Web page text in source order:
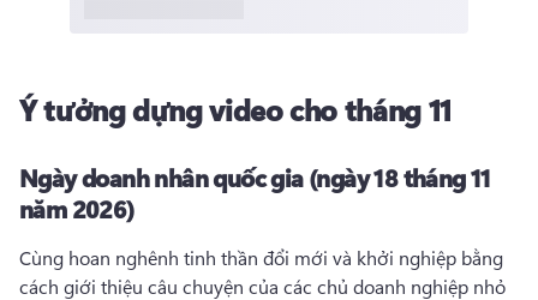
Ý tưởng dựng video cho tháng 11
Ngày doanh nhân quốc gia (ngày 18 tháng 11
năm 2026)
Cùng hoan nghênh tinh thần đổi mới và khởi nghiệp bằng
cách giới thiệu câu chuyện của các chủ doanh nghiệp nhỏ